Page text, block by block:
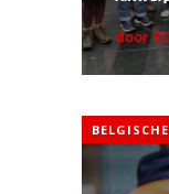
door